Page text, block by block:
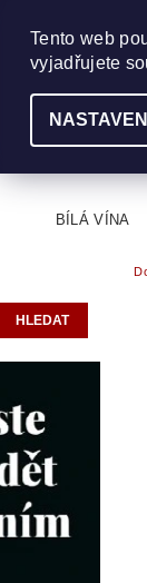
BÍLÁ VÍNA
Tento web
vyjadřujete
NASTAVENÍ